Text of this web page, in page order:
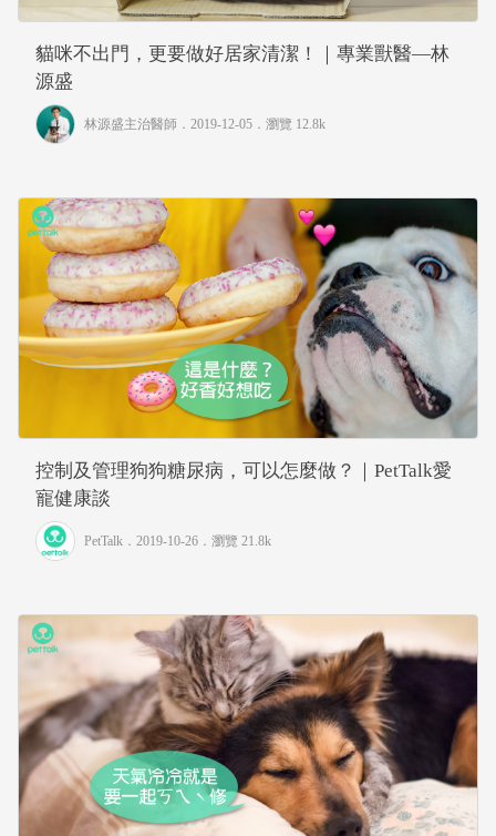
貓咪不出門，更要做好居家清潔！｜專業獸醫—林
源盛
林源盛主治醫師 ．2019-12-05． 瀏覽 12.8k
控制及管理狗狗糖尿病，可以怎麼做？｜PetTalk愛
寵健康談
PetTalk ．2019-10-26． 瀏覽 21.8k